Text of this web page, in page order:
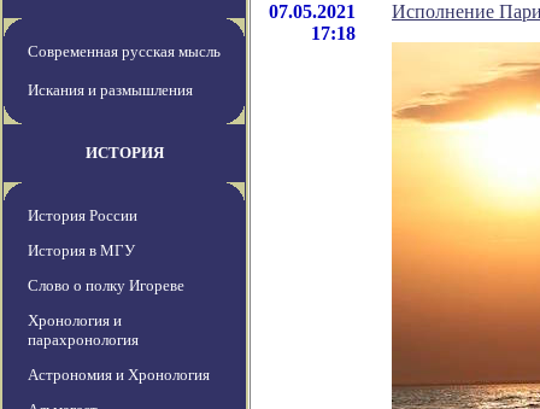
Современная русская мысль
Искания и размышления
ИСТОРИЯ
История России
История в МГУ
Слово о полку Игореве
Хронология и
парахронология
Астрономия и Хронология
07.05.2021
17:18
Исполнение